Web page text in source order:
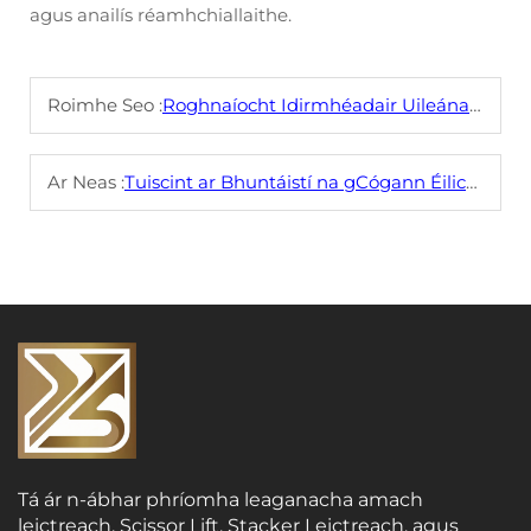
agus anailís réamhchiallaithe.
Roimhe Seo :Roghnaíocht Idirmhéadair Uileánacha
Ar Neas :Tuiscint ar Bhuntáistí na gCógann Éilictracha
Tá ár n-ábhar phríomha leaganacha amach
leictreach, Scissor Lift, Stacker Leictreach, agus